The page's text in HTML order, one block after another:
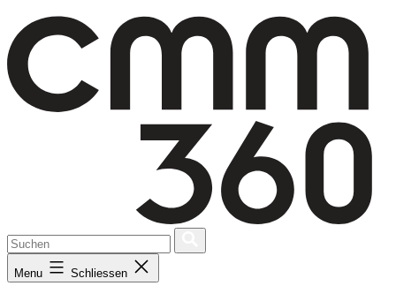
content
Menu Schliessen